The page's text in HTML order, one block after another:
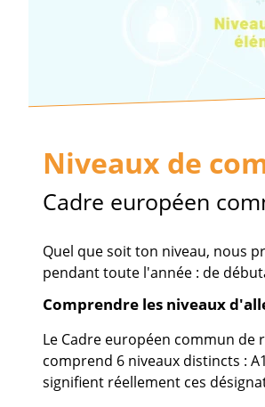
Niveaux de
Cadre européen
Quel que soit ton niveau, nous
pendant toute l'année : de
Comprendre les niveaux
Le Cadre européen commun de
comprend 6 niveaux distincts :
signifient réellement ces